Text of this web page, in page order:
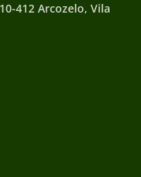
412 Arcozelo, Vila